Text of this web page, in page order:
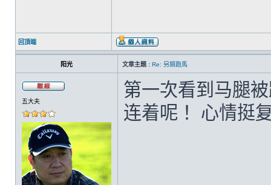
回頂端
阳光 文章主題 : Re: 另類跑馬
五大夫
第一次看到马腿
连着呢！ 心情挺